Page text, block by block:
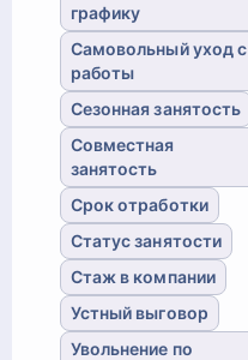
графику
Самовольный уход с
работы
Сезонная занятость
Совместная
занятость
Срок отработки
Статус занятости
Стаж в компании
Устный выговор
Увольнение по